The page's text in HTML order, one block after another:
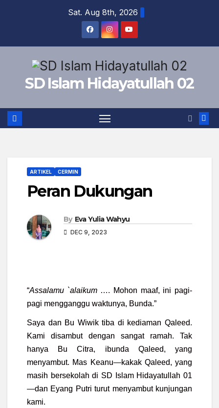
Sat. Aug 8th, 2026
SD Islam Hidayatullah 02
ARTIKEL CERMIN
Peran Dukungan
By Eva Yulia Wahyu
DEC 9, 2023
“Assalamu `alaikum…. Mohon maaf, ini pagi-
pagi mengganggu waktunya, Bunda.”
Saya dan Bu Wiwik tiba di kediaman Qaleed.
Kami disambut dengan sangat ramah. Tak
hanya Bu Citra, ibunda Qaleed, yang
menyambut. Mas Keanu—kakak Qaleed, yang
masih bersekolah di SD Islam Hidayatullah 01
—dan Eyang Putri turut menyambut kunjungan
kami.